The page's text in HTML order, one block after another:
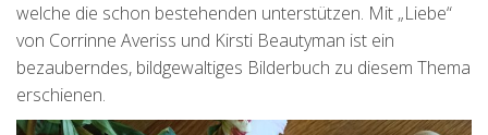
welche die schon bestehenden unterstützen. Mit „Liebe“
von Corrinne Averiss und Kirsti Beautyman ist ein
bezauberndes, bildgewaltiges Bilderbuch zu diesem Thema
erschienen.